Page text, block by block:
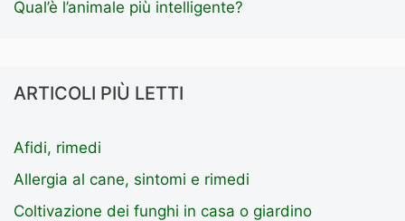
Qual’è l’animale più intelligente?
ARTICOLI PIÙ LETTI
Afidi, rimedi
Allergia al cane, sintomi e rimedi
Coltivazione dei funghi in casa o giardino